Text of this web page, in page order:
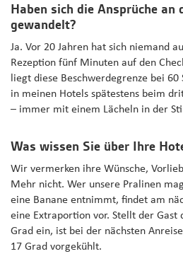
Haben sich die Ansprüche an
gewandelt?
Ja. Vor 20 Jahren hat sich niemand
Rezeption fünf Minuten auf den
liegt diese Beschwerdegrenze bei
in meinen Hotels spätestens beim
– immer mit einem Lächeln in der
Was wissen Sie über Ihre
Wir vermerken ihre Wünsche,
Mehr nicht. Wer unsere Pralinen
eine Banane entnimmt, findet am
eine Extraportion vor. Stellt der Gast
Grad ein, ist bei der nächsten
17 Grad vorgekühlt.